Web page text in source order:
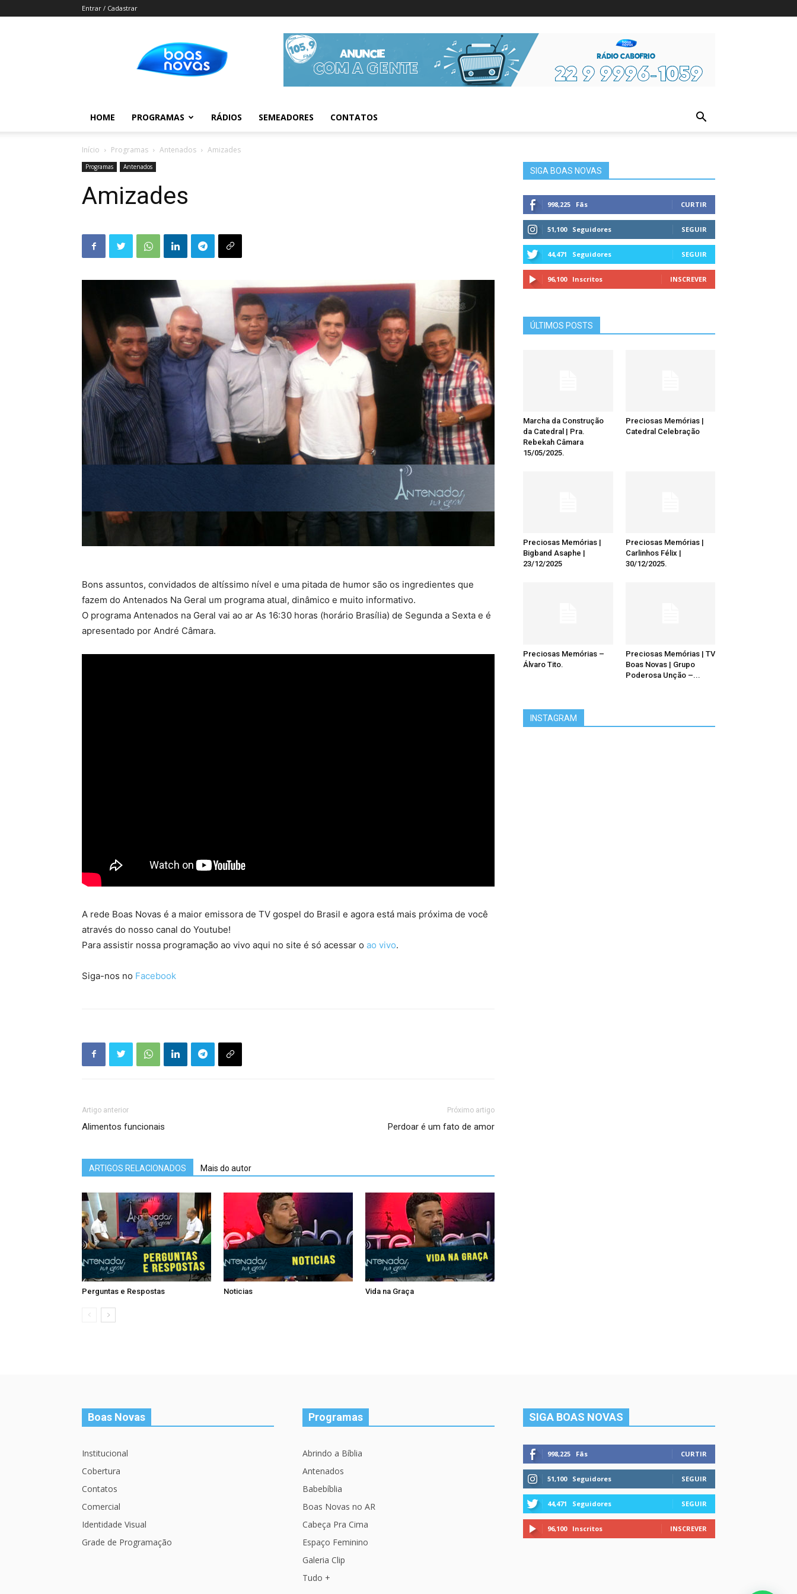
Entrar / Cadastrar
Novas
Informações da Figura
HOME PROGRAMAS RÁDIOS SEMEADORES CONTATOS
Início Programas Antenados Amizades
Programas Antenados
Amizades
Bons assuntos, convidados de altíssimo nível e uma pitada de humor são os ingredientes que
fazem do Antenados Na Geral um programa atual, dinâmico e muito informativo.
O programa Antenados na Geral vai ao ar As 16:30 horas (horário Brasília) de Segunda a Sexta e é
apresentado por André Câmara.
A rede Boas Novas é a maior emissora de TV gospel do Brasil e agora está mais próxima de você
através do nosso canal do Youtube!
Para assistir nossa programação ao vivo aqui no site é só acessar o ao vivo.
Siga-nos no Facebook
Artigo anterior
Alimentos funcionais
Próximo artigo
Perdoar é um fato de amor
ARTIGOS RELACIONADOS Mais do autor
Perguntas e Respostas Noticias Vida na Graça
SIGA BOAS NOVAS
998,225 Fãs CURTIR
51,100 Seguidores SEGUIR
44,471 Seguidores SEGUIR
96,100 Inscritos INSCREVER
ÚLTIMOS POSTS
Marcha da Construção
da Catedral | Pra.
Rebekah Câmara
15/05/2025.
Preciosas Memórias |
Catedral Celebração
Preciosas Memórias |
Bigband Asaphe |
23/12/2025
Preciosas Memórias |
Carlinhos Félix |
30/12/2025.
Preciosas Memórias –
Álvaro Tito.
Preciosas Memórias | TV
Boas Novas | Grupo
Poderosa Unção –...
INSTAGRAM
Boas Novas
Institucional
Cobertura
Contatos
Comercial
Identidade Visual
Grade de Programação
Programas
Abrindo a Bíblia
Antenados
Babebíblia
Boas Novas no AR
Cabeça Pra Cima
Espaço Feminino
Galeria Clip
Tudo +
SIGA BOAS NOVAS
998,225 Fãs CURTIR
51,100 Seguidores SEGUIR
44,471 Seguidores SEGUIR
96,100 Inscritos INSCREVER